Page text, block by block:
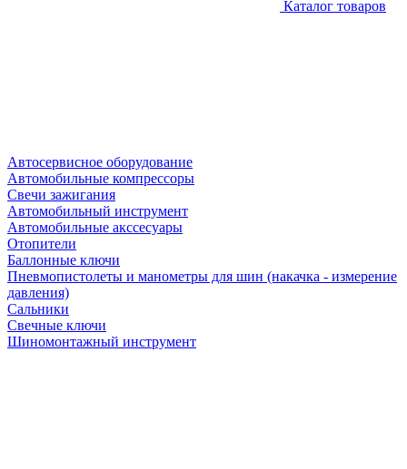
Каталог товаров
Автосервисное оборудование
Автомобильные компрессоры
Свечи зажигания
Автомобильный инструмент
Автомобильные акссесуары
Отопители
Баллонные ключи
Пневмопистолеты и манометры для шин (накачка - измерение
давления)
Сальники
Свечные ключи
Шиномонтажный инструмент